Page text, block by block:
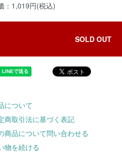
：1,019円(税込)
SOLD OUT
について
商取引法に基づく表記
商品について問い合わせる
物を続ける